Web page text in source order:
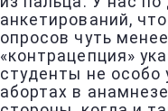
анкетирований,
опросов чуть
«контрацепция»
студенты не
абортах в